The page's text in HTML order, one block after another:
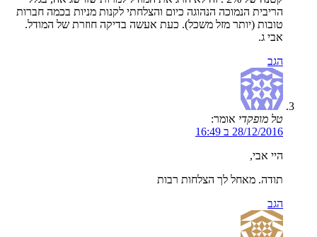
הריבית הנמוכה הנהוגה כיום והצלחתי לקנות מניות בכמה חברות
טובות (יותר מזל משכל). כעת אעשה בדיקה חוזרת של המודל.
אבי ג.
הגב
טל מופקדי אומר:
28/12/2016 ב 16:49
היי אבי,
תודה. מאחל לך הצלחות רבות
הגב